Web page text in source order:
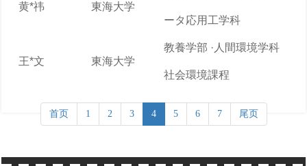
黄*祎 東海大学
ータ応用工学科
王*文 東海大学
教養学部 ·人間環境学科
社会環境課程
首页 1 2 3 4 5 6 7 尾页